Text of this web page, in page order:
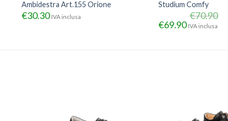
Ambidestra Art.155 Orione
€30.30 IVA inclusa
Studium Comfy
€70.90
€69.90 IVA inclusa